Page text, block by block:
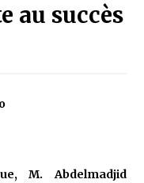
au niveau des
au succès
M. Abdelmadjid